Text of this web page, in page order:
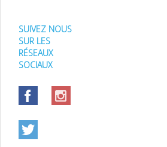
SUIVEZ NOUS
SUR LES
RÉSEAUX
SOCIAUX